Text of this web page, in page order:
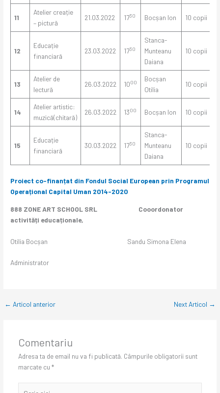
11
Atelier creație
– pictură
21.03.2022 1730 Bocșan Ion 10 copii
12
Educație
financiară
23.03.2022 1730
Stanca-
Munteanu
Daiana
10 copii
13
Atelier de
lectură
26.03.2022 1000
Bocșan
Otilia
10 copii
14
Atelier artistic:
muzică(chitară)
26.03.2022 1300 Bocșan Ion 10 copii
15
Educație
financiară
30.03.2022 1730
Stanca-
Munteanu
Daiana
10 copii
Proiect co-finanțat din Fondul Social European prin Programul
Operațional Capital Uman 2014-2020
888 ZONE ART SCHOOL SRL Cooordonator
activități educaționale,
Otilia Bocșan Sandu Simona Elena
Administrator
← Articol anterior Next Articol →
Comentariu
Adresa ta de email nu va fi publicată. Câmpurile obligatorii sunt
marcate cu *